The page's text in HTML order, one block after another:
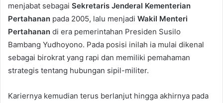
menjabat sebagai Sekretaris Jenderal Kementerian
Pertahanan pada 2005, lalu menjadi Wakil Menteri
Pertahanan di era pemerintahan Presiden Susilo
Bambang Yudhoyono. Pada posisi inilah ia mulai dikenal
sebagai birokrat yang rapi dan memiliki pemahaman
strategis tentang hubungan sipil-militer.
Kariernya kemudian terus berlanjut hingga akhirnya pada